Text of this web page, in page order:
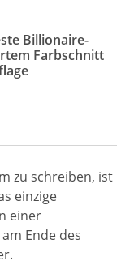
Billionaire-
Farbschnitt
zu schreiben, ist
einzige
einer
Ende des